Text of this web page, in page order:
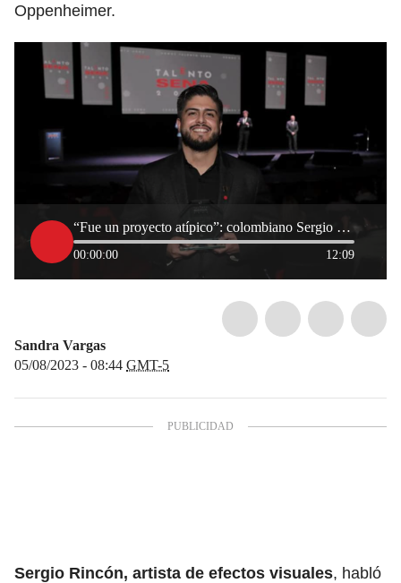
Oppenheimer.
“Fue un proyecto atípico”: colombiano Sergio Rincón participó en producción de Oppenheimer
00:00:00 12:09
Sandra Vargas
05/08/2023 - 08:44 GMT-5
Sergio Rincón, artista de efectos visuales, habló